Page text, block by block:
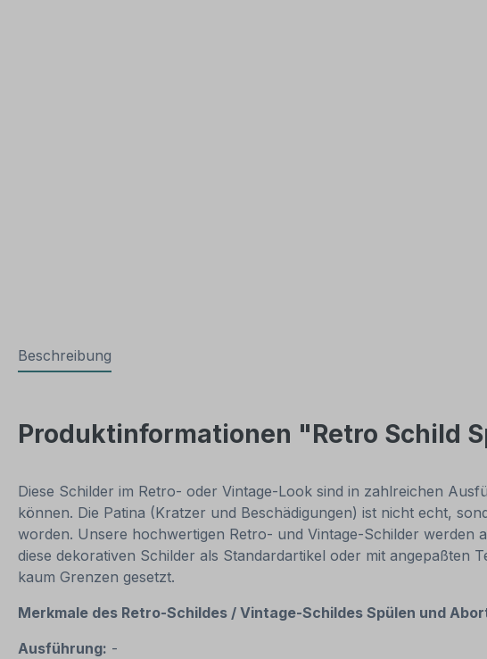
Beschreibung
Produktinformationen "Retro Schild
Diese Schilder im Retro- oder Vintage-Look sind in zahlreichen
können. Die Patina (Kratzer und Beschädigungen) ist nicht echt,
worden. Unsere hochwertigen Retro- und Vintage-Schilder werden
diese dekorativen Schilder als Standardartikel oder mit angepaßten
kaum Grenzen gesetzt.
Merkmale des Retro-Schildes / Vintage-Schildes Spülen und
Ausführung: -